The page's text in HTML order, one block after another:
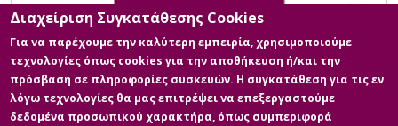
Διαχείριση Συγκατάθεσης Cookies
Για να παρέχουμε την καλύτερη εμπειρία, χρησιμοποιούμε
τεχνολογίες όπως cookies για την αποθήκευση ή/και την
πρόσβαση σε πληροφορίες συσκευών. Η συγκατάθεση για τις εν
λόγω τεχνολογίες θα μας επιτρέψει να επεξεργαστούμε
δεδομένα προσωπικού χαρακτήρα, όπως συμπεριφορά